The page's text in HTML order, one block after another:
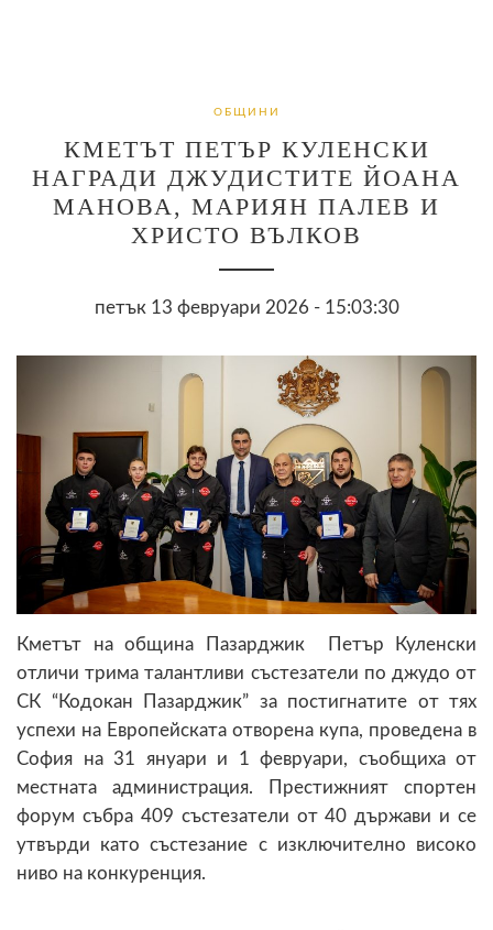
ОБЩИНИ
КМЕТЪТ ПЕТЪР КУЛЕНСКИ
НАГРАДИ ДЖУДИСТИТЕ ЙОАНА
МАНОВА, МАРИЯН ПАЛЕВ И
ХРИСТО ВЪЛКОВ
петък 13 февруари 2026 - 15:03:30
Кметът на община Пазарджик Петър Куленски
отличи трима талантливи състезатели по джудо от
СК “Кодокан Пазарджик” за постигнатите от тях
успехи на Европейската отворена купа, проведена в
София на 31 януари и 1 февруари, съобщиха от
местната администрация. Престижният спортен
форум събра 409 състезатели от 40 държави и се
утвърди като състезание с изключително високо
ниво на конкуренция.